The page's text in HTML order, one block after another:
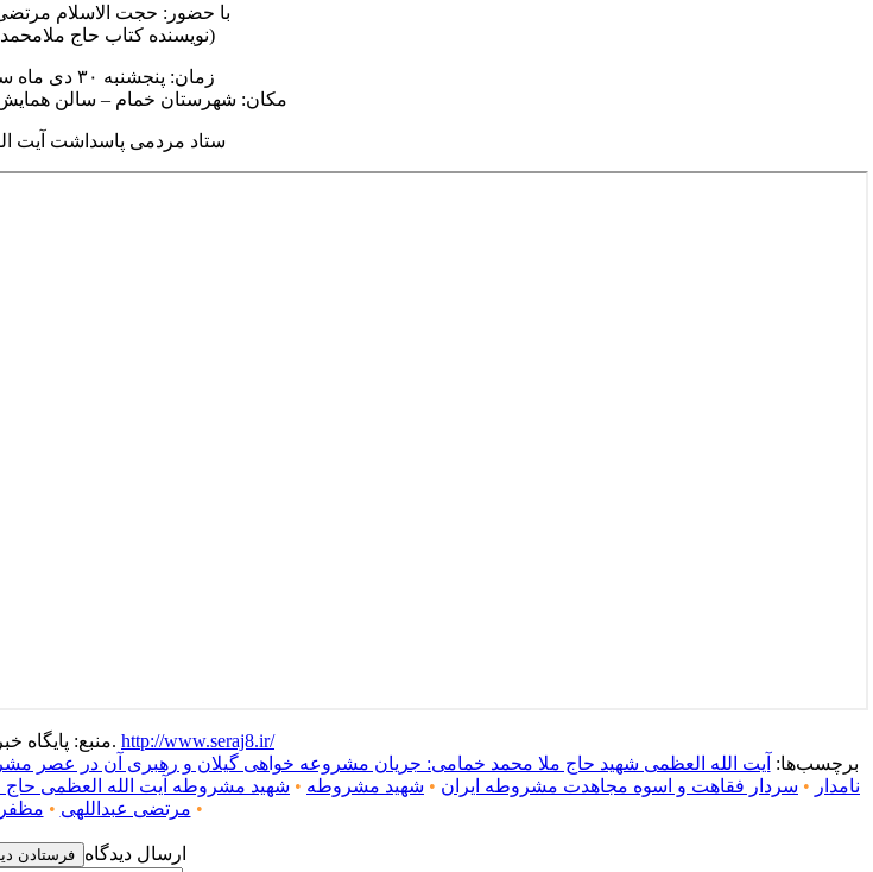
با حضور: حجت الاسلام
(نویسنده کتاب حاج ملامحمد خمامی)
زمان: پنجشنبه ۳۰ دی ماه ساعت ۱۸
مکان: شهرستان خمام – سالن
ستاد مردمی پاسداشت آیت
منبع: پایگاه خبری سراج۸ خمام. http://www.seraj8.ir/
برچسب‌ها: آیت الله العظمی شهید حاج ملا محمد خمامی: جریان مشروعه خواهی گیلان و رهبری آن در عصر
نامدار • سردار فقاهت و اسوه مجاهدت مشروطه ایران • شهید مشروطه • شهید مشروطه آیت الله العظمی
• مرتضی عبداللهی • مظفر
فرستادن ارسال دیدگاه